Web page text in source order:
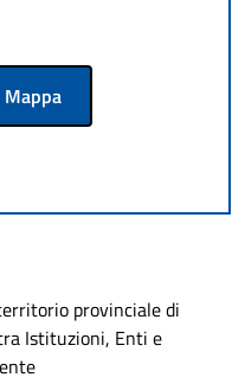
provinciale di
Istituzioni, Enti e